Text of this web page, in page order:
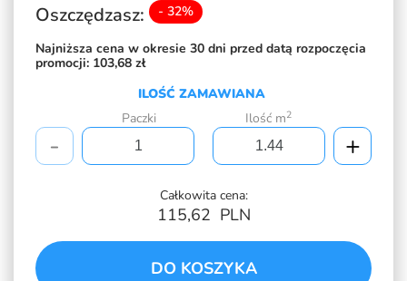
Oszczędzasz: - 32%
Najniższa cena w okresie 30 dni przed datą rozpoczęcia
promocji: 103,68 zł
ILOŚĆ ZAMAWIANA
Paczki
Ilość m2
- +
Całkowita cena:
115,62 PLN
DO KOSZYKA